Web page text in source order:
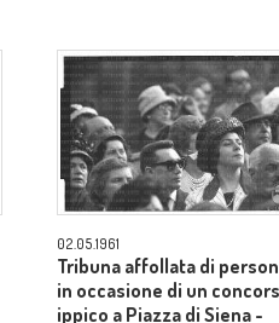
02.05.1961
Tribuna affollata di
in occasione di un
ippico a Piazza di Siena -